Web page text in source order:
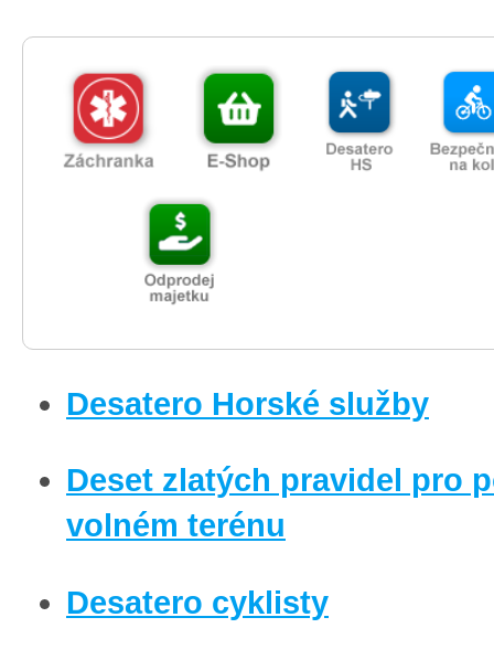
Desatero Horské služby
Deset zlatých pravidel pro
volném terénu
Desatero cyklisty